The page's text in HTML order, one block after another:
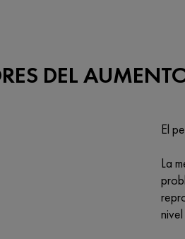
DEL
El
La